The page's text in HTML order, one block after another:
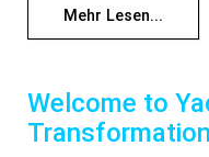
Mehr Lesen...
Welcome to